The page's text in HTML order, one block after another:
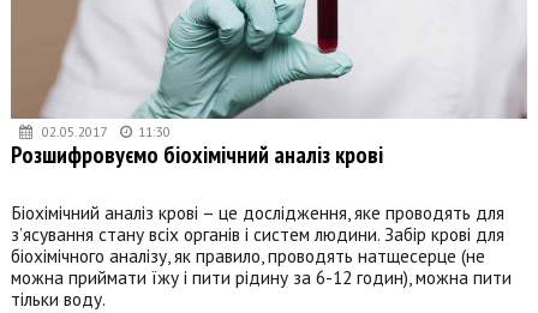
02.05.2017 11:30
Розшифровуємо біохімічний аналіз крові
Біохімічний аналіз крові – це дослідження, яке проводять для
з’ясування стану всіх органів і систем людини. Забір крові для
біохімічного аналізу, як правило, проводять натщесерце (не
можна приймати їжу і пити рідину за 6-12 годин), можна пити
тільки воду.